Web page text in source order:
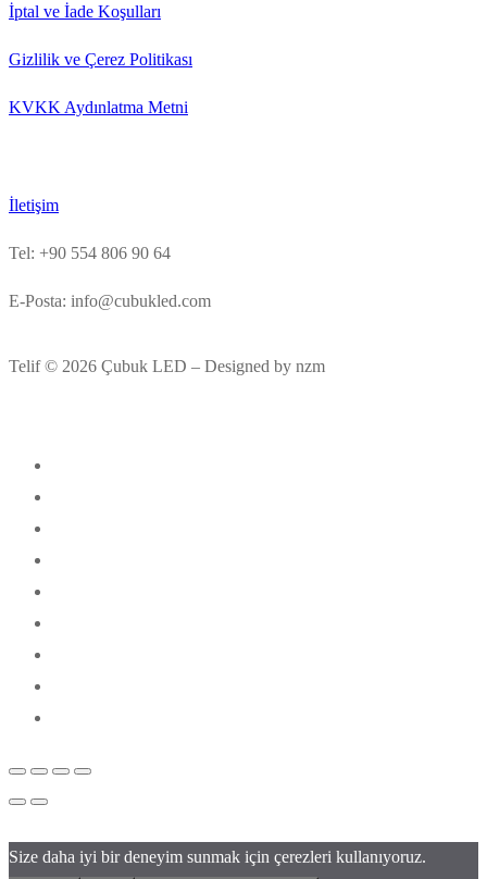
İptal ve İade Koşulları
Gizlilik ve Çerez Politikası
KVKK Aydınlatma Metni
İletişim
Tel: +90 554 806 90 64
E-Posta: info@cubukled.com
Telif © 2026 Çubuk LED – Designed by nzm
Size daha iyi bir deneyim sunmak için çerezleri kullanıyoruz.